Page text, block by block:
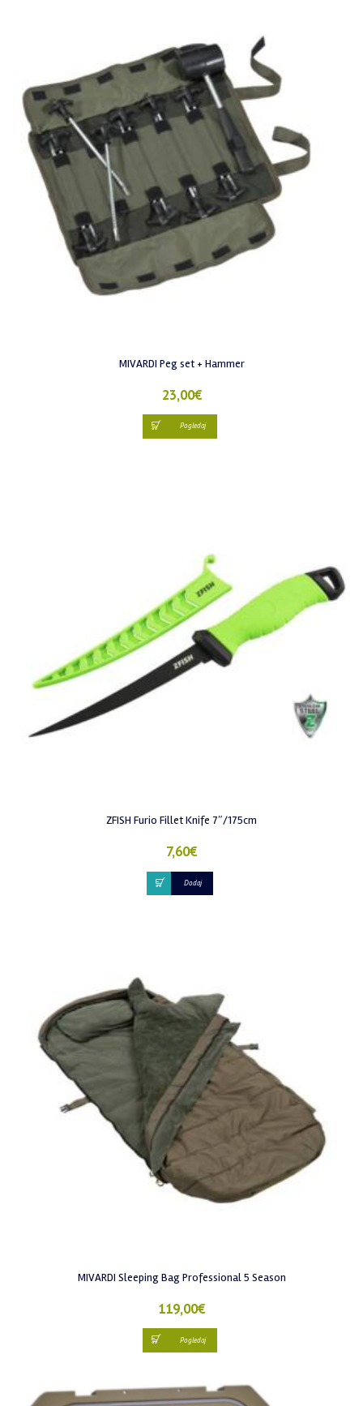
MIVARDI Peg set + Hammer
23,00€
Pogledaj
ZFISH Furio Fillet Knife 7″/175cm
7,60€
Dodaj
MIVARDI Sleeping Bag Professional 5 Season
119,00€
Pogledaj